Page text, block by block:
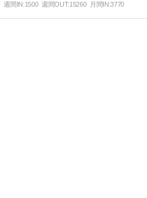
週間IN:1500 週間OUT:15260 月間IN:3770